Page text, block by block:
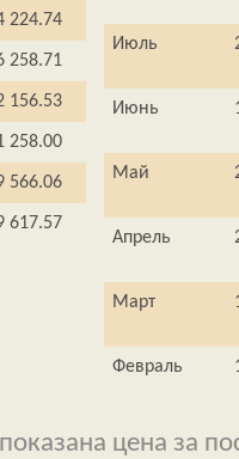
224.74
258.71
156.53
258.00
566.06
617.57
Июль
Июнь
Май
Апрель
Март
Февраль
цена за